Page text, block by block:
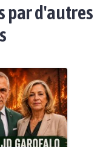
par d'autres